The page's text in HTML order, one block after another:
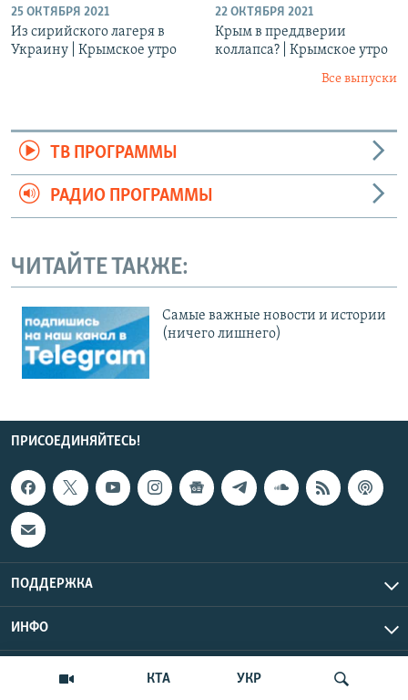
КТА УКР
25 ОКТЯБРЯ 2021
Из сирийского лагеря в
Украину | Крымское утро
22 ОКТЯБРЯ 2021
Крым в преддверии
коллапса? | Крымское утро
Все выпуски
ТВ ПРОГРАММЫ
РАДИО ПРОГРАММЫ
ЧИТАЙТЕ ТАКЖЕ:
Cамые важные новости и истории
(ничего лишнего)
ПРИСОЕДИНЯЙТЕСЬ!
ПОДДЕРЖКА
ИНФО
Copyright Крым.Реалии, 2026 | Все права защищены.
UTC+3